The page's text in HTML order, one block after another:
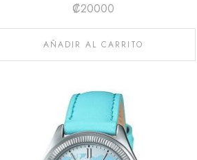
₡20000
AÑADIR AL CARRITO